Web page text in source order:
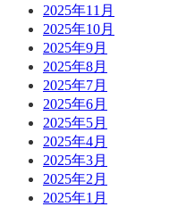
2025年11月
2025年10月
2025年9月
2025年8月
2025年7月
2025年6月
2025年5月
2025年4月
2025年3月
2025年2月
2025年1月